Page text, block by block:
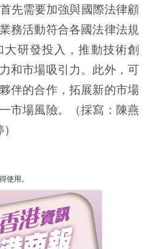
先需要加強與國際法律顧
務活動符合各國法律法規
研發投入，推動技術創
和市場吸引力。此外，可
伴的合作，拓展新的市場
市場風險。（採寫：陳燕
使用。